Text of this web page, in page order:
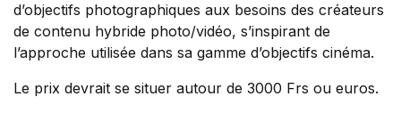
d’objectifs photographiques aux besoins des créateurs
de contenu hybride photo/vidéo, s’inspirant de
l’approche utilisée dans sa gamme d’objectifs cinéma.
Le prix devrait se situer autour de 3000 Frs ou euros.